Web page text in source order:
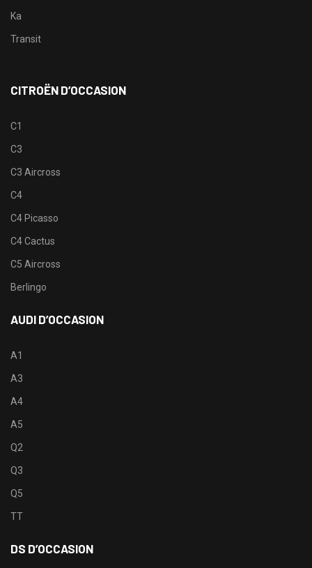
Ka
Transit
CITROËN D’OCCASION
C1
C3
C3 Aircross
C4
C4 Picasso
C4 Cactus
C5 Aircross
Berlingo
AUDI D’OCCASION
A1
A3
A4
A5
Q2
Q3
Q5
TT
DS D’OCCASION